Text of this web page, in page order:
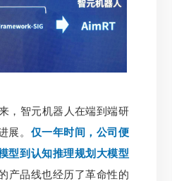
智元机器人在端到端研
展。 仅一年时间，公司便
型到认知推理规划大模型
产品线也经历了革命性的